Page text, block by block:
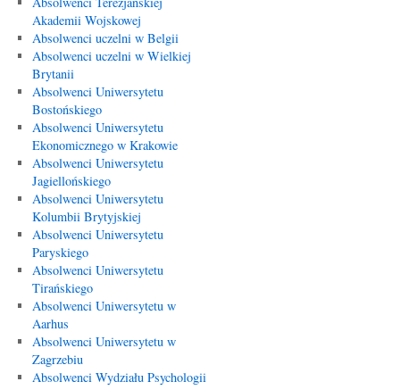
Akademii Wojskowej
Absolwenci uczelni w Belgii
Absolwenci uczelni w Wielkiej
Brytanii
Absolwenci Uniwersytetu
Bostońskiego
Absolwenci Uniwersytetu
Ekonomicznego w Krakowie
Absolwenci Uniwersytetu
Jagiellońskiego
Absolwenci Uniwersytetu
Kolumbii Brytyjskiej
Absolwenci Uniwersytetu
Paryskiego
Absolwenci Uniwersytetu
Tirańskiego
Absolwenci Uniwersytetu w
Aarhus
Absolwenci Uniwersytetu w
Zagrzebiu
Absolwenci Wydziału Psychologii